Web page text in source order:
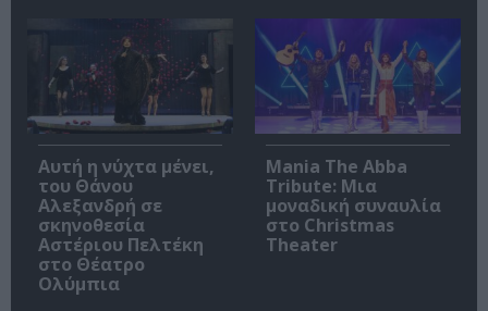
Αυτή η νύχτα μένει,
του Θάνου
Αλεξανδρή σε
σκηνοθεσία
Αστέριου Πελτέκη
στο Θέατρο
Ολύμπια
Mania The Abba
Tribute: Μια
μοναδική συναυλία
στο Christmas
Theater